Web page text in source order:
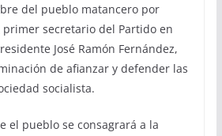
del pueblo matancero por
secretario del Partido en
José Ramón Fernández,
de afianzar y defender las
socialista.
el pueblo se consagrará a la